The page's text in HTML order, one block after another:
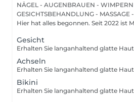
NÄGEL - AUGENBRAUEN -
GESICHTSBEHANDLUNG - MASSAGE
Hier hat alles begonnen. Seit 2022 ist
Gesicht
Achseln
Bikini